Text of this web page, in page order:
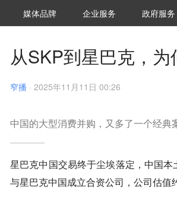
媒体品牌 36Kr研究院
企业服务 城市之窗
政府服务
从SKP到星巴克，
窄播 · 2025年11月11日 00:26
中国的大型消费并购，又多了一个经典
星巴克中国交易终于尘埃落定，中国
与星巴克中国成立合资公司，公司估